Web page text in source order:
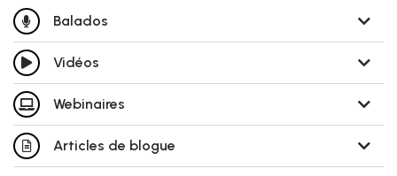
Balados
Vidéos
Webinaires
Articles de blogue